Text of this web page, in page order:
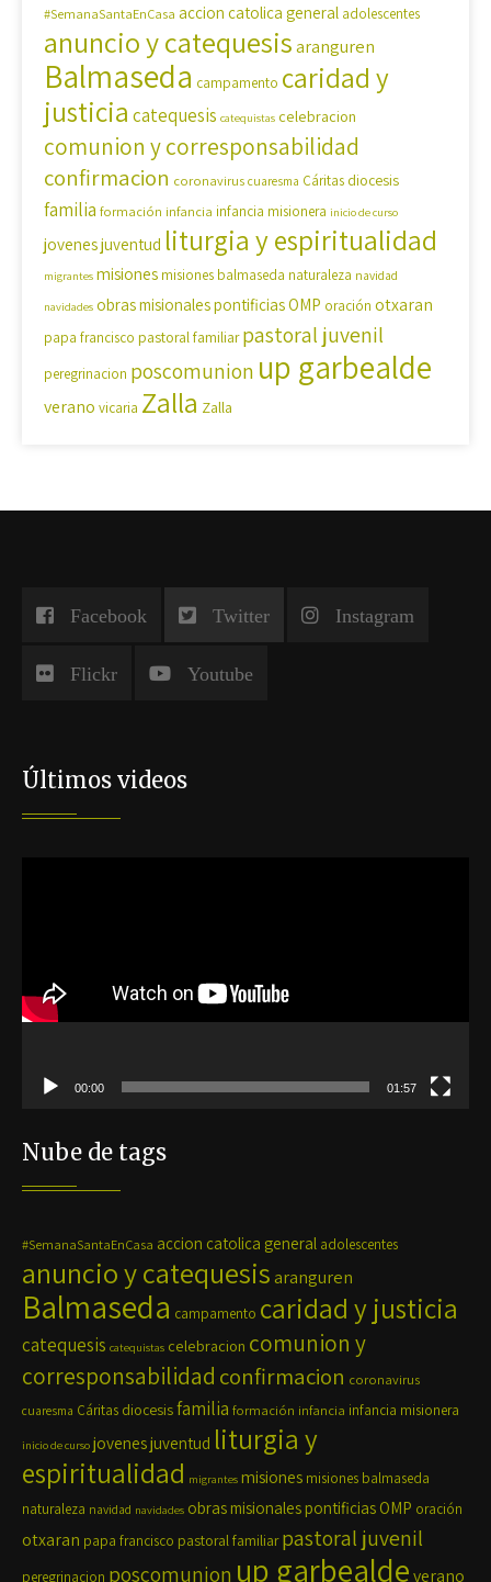
#SemanaSantaEnCasa accion catolica general adolescentes
anuncio y catequesisaranguren
Balmaseda campamento caridad y
justicia catequesis catequistas celebracion
comunion y corresponsabilidad
confirmacion coronavirus cuaresma Cáritas diocesis
familia formación infancia infancia misionera inicio de curso
jovenesjuventud liturgia y espiritualidad
migrantes misiones misiones balmaseda naturaleza navidad
navidades obras misionales pontificiasOMP oración otxaran
papa francisco pastoral familiar pastoral juvenil
peregrinacion poscomunion up garbealde
verano vicaria Zalla Zalla
Facebook Twitter Instagram
Flickr Youtube
Últimos videos
00:00 01:57
Nube de tags
#SemanaSantaEnCasa accion catolica general adolescentes
anuncio y catequesis aranguren
Balmaseda campamento caridad y justicia
catequesis catequistas celebracion comunion y
corresponsabilidad confirmacion coronavirus
cuaresma Cáritas diocesisfamilia formación infancia infancia misionera
inicio de curso jovenesjuventud liturgia y
espiritualidad migrantes misiones misiones balmaseda
naturaleza navidad navidades obras misionales pontificias OMP oración
otxaran papa francisco pastoral familiar pastoral juvenil
peregrinacion poscomunion up garbealdeverano